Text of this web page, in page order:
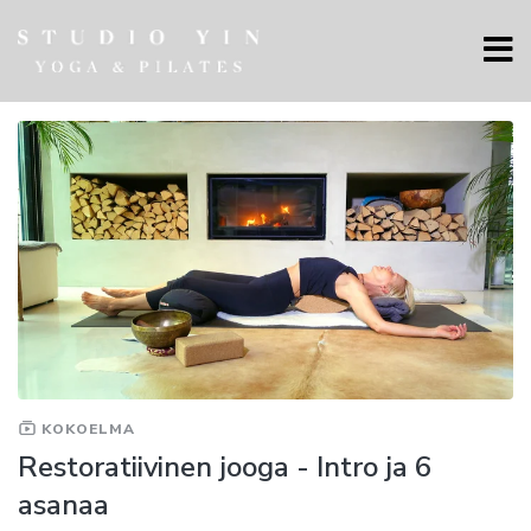
KOKOELMA
Restoratiivinen jooga - Intro ja 6
asanaa